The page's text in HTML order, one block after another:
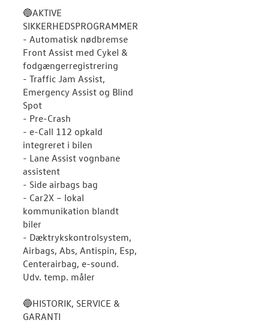
🔵AKTIVE
SIKKERHEDSPROGRAMMER
- Automatisk nødbremse
Front Assist med Cykel &
fodgængerregistrering
- Traffic Jam Assist,
Emergency Assist og Blind
Spot
- Pre-Crash
- e-Call 112 opkald
integreret i bilen
- Lane Assist vognbane
assistent
- Side airbags bag
- Car2X – lokal
kommunikation blandt
biler
- Dæktrykskontrolsystem,
Airbags, Abs, Antispin, Esp,
Centerairbag, e-sound.
Udv. temp. måler
🔵HISTORIK, SERVICE &
GARANTI